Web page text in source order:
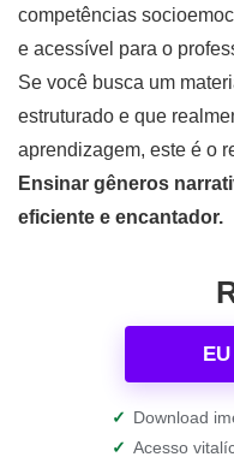
competências
e acessível para o
Se você busca um
estruturado e que
aprendizagem, este é o
Ensinar gêneros
eficiente e encantador.
✓ Download
✓ Acesso